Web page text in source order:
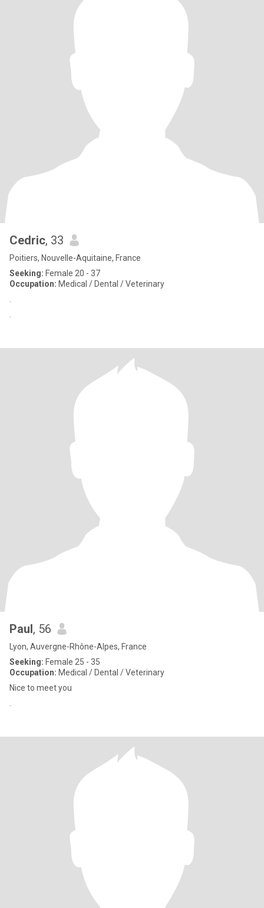
Cedric, 33
Poitiers, Nouvelle-Aquitaine, France
Seeking: Female 20 - 37
Occupation: Medical / Dental / Veterinary
Paul, 56
Lyon, Auvergne-Rhône-Alpes, France
Seeking: Female 25 - 35
Occupation: Medical / Dental / Veterinary
Nice to meet you